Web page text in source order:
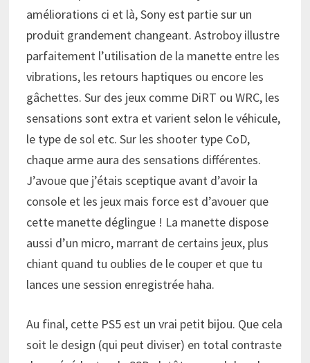
améliorations ci et là, Sony est partie sur un
produit grandement changeant. Astroboy illustre
parfaitement l’utilisation de la manette entre les
vibrations, les retours haptiques ou encore les
gâchettes. Sur des jeux comme DiRT ou WRC, les
sensations sont extra et varient selon le véhicule,
le type de sol etc. Sur les shooter type CoD,
chaque arme aura des sensations différentes.
J’avoue que j’étais sceptique avant d’avoir la
console et les jeux mais force est d’avouer que
cette manette déglingue ! La manette dispose
aussi d’un micro, marrant de certains jeux, plus
chiant quand tu oublies de le couper et que tu
lances une session enregistrée haha.
Au final, cette PS5 est un vrai petit bijou. Que cela
soit le design (qui peut diviser) en total contraste